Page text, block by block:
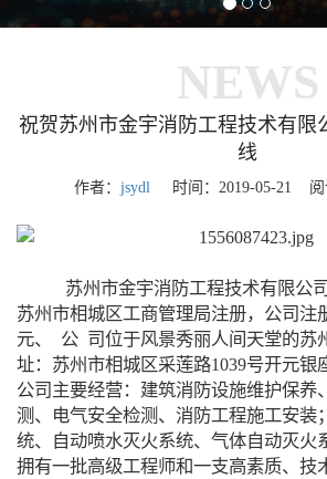
NEWS
祝贺苏州市金宇消防工程技术有限
线
作者： jsydl 时间：2019-05-21 阅
苏州市金宇消防工程技术有限公司
苏州市相城区工商管理局注册，公司注
元、 公 司位于风景秀丽人间天堂的苏
址：苏州市相城区采莲路1039号开元银
公司主要经营：建筑消防设施维护保养
测、电气安全检测、消防工程施工安装
统、自动喷水灭火系统、气体自动灭火
拥有一批高级工程师和一支高素质、技